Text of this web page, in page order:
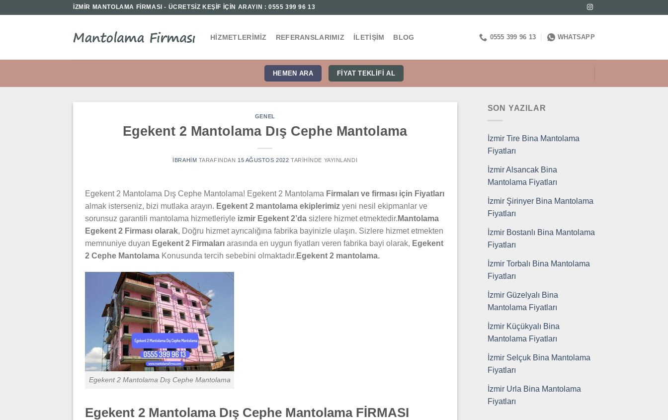
İZMİR MANTOLAMA FİRMASI - ÜCRETSİZ KEŞİF İÇİN ARAYIN : 0555 399 96 13
HIZMETLERIMIZ REFERANSLARIMIZ İLETIŞIM BLOG 0555 399 96 13 WHATSAPP
HEMEN ARA FIYAT TEKLIFI AL
GENEL
Egekent 2 Mantolama Dış Cephe Mantolama
IBRAHIM TARAFINDAN 15 AĞUSTOS 2022 TARIHINDE YAYINLANDI
Egekent 2 Mantolama Dış Cephe Mantolama! Egekent 2 Mantolama Firmaları ve firması için Fiyatları
almak isterseniz, bizi mutlaka arayın. Egekent 2 mantolama ekiplerimiz yeni nesil ekipmanlar ve
sorunsuz garantili mantolama hizmetleriyle izmir Egekent 2’da sizlere hizmet etmektedir. Mantolama
Egekent 2 Firması olarak, Doğru hizmet ayrıcalığına fabrika bayinizle ulaşın. Sizlere hizmet etmekten
memnuniye duyan Egekent 2 Firmaları arasında en uygun fiyatları veren fabrika bayi olarak, Egekent
2 Cephe Mantolama Konusunda tercih sebebini olmaktadır. Egekent 2 mantolama.
Egekent 2 Mantolama Dış Cephe Mantolama
Egekent 2 Mantolama Dış Cephe Mantolama FİRMASI
SON YAZILAR
İzmir Tire Bina Mantolama
Fiyatları
İzmir Alsancak Bina
Mantolama Fiyatları
İzmir Şirinyer Bina Mantolama
Fiyatları
İzmir Bostanlı Bina Mantolama
Fiyatları
İzmir Torbalı Bina Mantolama
Fiyatları
İzmir Güzelyalı Bina
Mantolama Fiyatları
İzmir Küçükyalı Bina
Mantolama Fiyatları
İzmir Selçuk Bina Mantolama
Fiyatları
İzmir Urla Bina Mantolama
Fiyatları